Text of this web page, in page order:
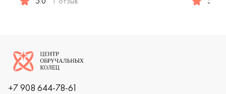
Логотип компании
+7 908 644-78-61